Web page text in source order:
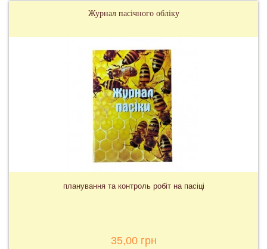
Журнал пасічного обліку
планування та контроль робіт на пасіці
35,00 грн